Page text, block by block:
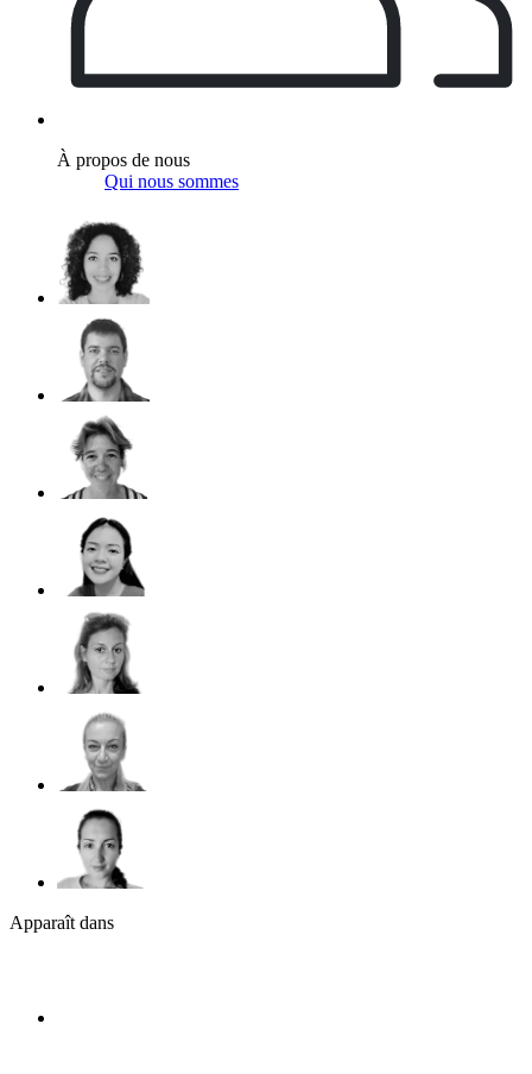
À propos de nous
Qui nous sommes
Apparaît dans